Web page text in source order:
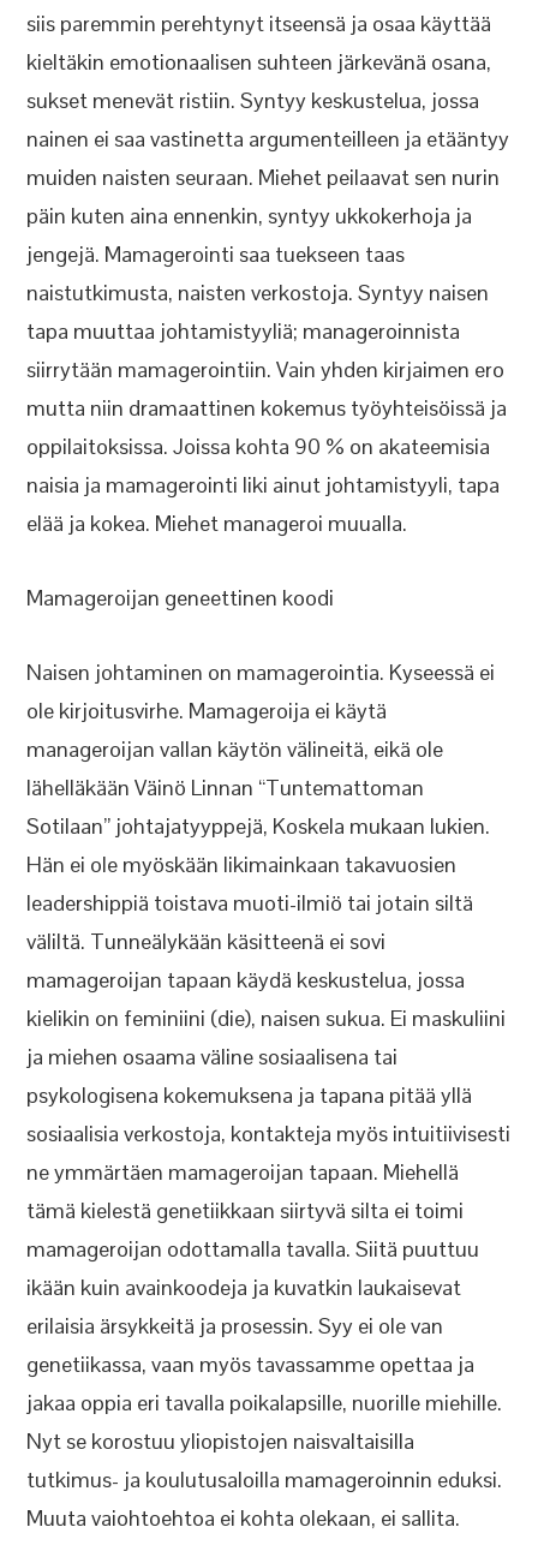
siis paremmin perehtynyt itseensä ja osaa käyttää
kieltäkin emotionaalisen suhteen järkevänä osana,
sukset menevät ristiin. Syntyy keskustelua, jossa
nainen ei saa vastinetta argumenteilleen ja etääntyy
muiden naisten seuraan. Miehet peilaavat sen nurin
päin kuten aina ennenkin, syntyy ukkokerhoja ja
jengejä. Mamagerointi saa tuekseen taas
naistutkimusta, naisten verkostoja. Syntyy naisen
tapa muuttaa johtamistyyliä; manageroinnista
siirrytään mamagerointiin. Vain yhden kirjaimen ero
mutta niin dramaattinen kokemus työyhteisöissä ja
oppilaitoksissa. Joissa kohta 90 % on akateemisia
naisia ja mamagerointi liki ainut johtamistyyli, tapa
elää ja kokea. Miehet manageroi muualla.
Mamageroijan geneettinen koodi
Naisen johtaminen on mamagerointia. Kyseessä ei
ole kirjoitusvirhe. Mamageroija ei käytä
manageroijan vallan käytön välineitä, eikä ole
lähelläkään Väinö Linnan “Tuntemattoman
Sotilaan” johtajatyyppejä, Koskela mukaan lukien.
Hän ei ole myöskään likimainkaan takavuosien
leadershippiä toistava muoti-ilmiö tai jotain siltä
väliltä. Tunneälykään käsitteenä ei sovi
mamageroijan tapaan käydä keskustelua, jossa
kielikin on feminiini (die), naisen sukua. Ei maskuliini
ja miehen osaama väline sosiaalisena tai
psykologisena kokemuksena ja tapana pitää yllä
sosiaalisia verkostoja, kontakteja myös intuitiivisesti
ne ymmärtäen mamageroijan tapaan. Miehellä
tämä kielestä genetiikkaan siirtyvä silta ei toimi
mamageroijan odottamalla tavalla. Siitä puuttuu
ikään kuin avainkoodeja ja kuvatkin laukaisevat
erilaisia ärsykkeitä ja prosessin. Syy ei ole van
genetiikassa, vaan myös tavassamme opettaa ja
jakaa oppia eri tavalla poikalapsille, nuorille miehille.
Nyt se korostuu yliopistojen naisvaltaisilla
tutkimus- ja koulutusaloilla mamageroinnin eduksi.
Muuta vaiohtoehtoa ei kohta olekaan, ei sallita.